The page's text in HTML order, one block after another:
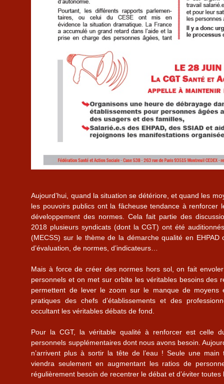
Aujourd’hui, quand la situation se détériore, et quand les
les pouvoirs publics ont la fâcheuse tendance à renforcer
développement des normes. Cela fait partie des
2018 plusieurs syndicats (dont la CGT) ont été
(MECSS) sur le thème de la démarche qualité en
d’évaluation, de normes, d’indicateurs…
Mais à force de créer des normes hors sol, on fait
personnels et on met sur orbite les véritables besoins des
permettent de lever le zoom sur le manque de
pratiques des chefs d’établissements et des
occultant les véritables débats de fond.
Pour la CGT, la véritable qualité à renforcer est celle
personnels supplémentaires dont nous avons besoin.
n’arrivent plus à sortir la tête de l’eau ! Seule une
viendra seulement en augmentant les ratios de
régulièrement besoin de recentrer le débat et d’éviter